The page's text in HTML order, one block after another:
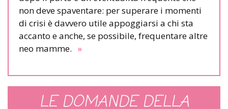
non deve spaventare: per superare i momenti
di crisi è davvero utile appoggiarsi a chi sta
accanto e anche, se possibile, frequentare altre
neo mamme. »
LE DOMANDE DELLA